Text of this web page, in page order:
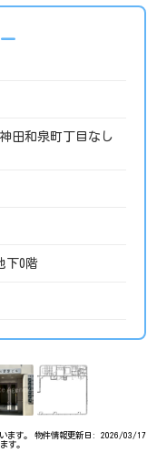
田和泉町丁目なし
下0階
ます。
す。
物件情報更新日: 2026/03/17